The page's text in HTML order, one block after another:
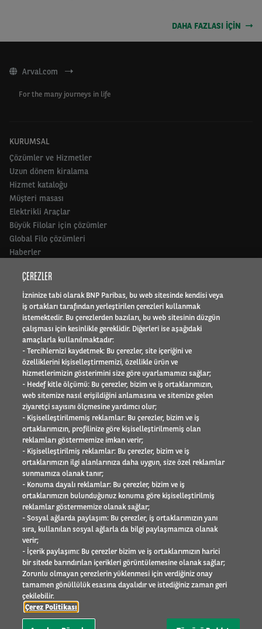
DAHA FAZLASI IÇIN
Arval.com
For the many journeys in life
KURUMSAL
Çözümler ve Hizmetler
Uzun dönem kiralama
Hizmet kataloğu
Müşteri masası
Elektrikli Araçlar
Büyük Filolar için çözümler
Global Filo çözümleri
Haberler
ORTAKLAR
Motor trade
HAKKIMIZDA
Uluslararası faaliyet alanı
Referanslar
Element - Arval Global Alliance
İnsan Kaynakları
Arval Mobility Observatory
Basın odası
Sosyal Sorumluluk
İletişim
SÜRÜCÜLER
Site Haritası
Yasal Bilgi
Bilgi Toplumu Hizmetleri
Çerez Politikası
Etik Uyarı
Şikayet
Kişisel Veri
İletişim Formu
ÇEREZLER
İzninize tabi olarak BNP Paribas, bu web sitesinde kendisi veya
iş ortakları tarafından yerleştirilen çerezleri kullanmak
istemektedir. Bu çerezlerden bazıları, bu web sitesinin düzgün
çalışması için kesinlikle gereklidir. Diğerleri ise aşağıdaki
amaçlarla kullanılmaktadır:
- Tercihlernizi kaydetmek: Bu çerezler, site içeriğini ve
özelliklerini kişiselleştirmemizi, özellikle ürün ve
hizmetlerimizin gösterimini size göre uyarlamamızı sağlar;
- Hedef kitle ölçümü: Bu çerezler, bizim ve iş ortaklarımızın,
web sitemize nasıl erişildiğini anlamasına ve sitemize gelen
ziyaretçi sayısını ölçmesine yardımcı olur;
- Kişiselleştirilmemiş reklamlar: Bu çerezler, bizim ve iş
ortaklarımızın, profilinize göre kişiselleştirilmemiş olan
reklamları göstermemize imkan verir;
- Kişiselleştirilmiş reklamlar: Bu çerezler, bizim ve iş
ortaklarımızın ilgi alanlarınıza daha uygun, size özel reklamlar
sunmamıza olanak tanır;
- Konuma dayalı reklamlar: Bu çerezler, bizim ve iş
ortaklarımızın bulunduğunuz konuma göre kişiselleştirilmiş
reklamlar göstermemize olanak sağlar;
- Sosyal ağlarda paylaşım: Bu çerezler, iş ortaklarımızın yanı
sıra, kullanılan sosyal ağlarla da bilgi paylaşmamıza olanak
verir;
- İçerik paylaşımı: Bu çerezler bizim ve iş ortaklarımızın harici
bir sitede barındırılan içerikleri görüntülemesine olanak sağlar;
Zorunlu olmayan çerezlerin yüklenmesi için verdiğiniz onay
tamamen gönüllülük esasına dayalıdır ve istediğiniz zaman geri
çekilebilir.
Çerez Politikası